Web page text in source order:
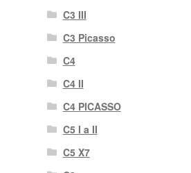
C3 III
C3 Picasso
C4
C4 II
C4 PICASSO
C5 I a II
C5 X7